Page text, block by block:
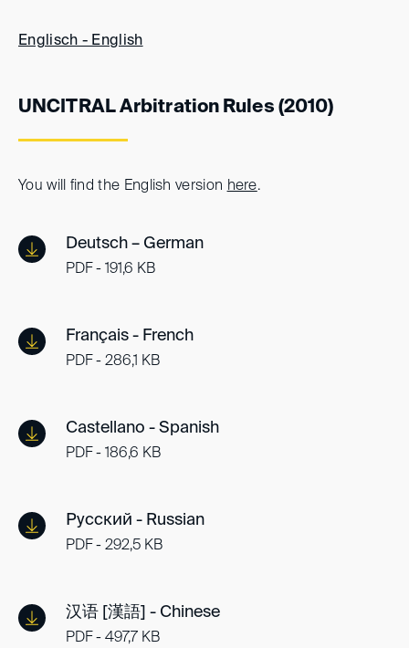
Englisch - English
UNCITRAL Arbitration Rules (2010)
You will find the English version here.
Deutsch – German
PDF - 191,6 KB
Français - French
PDF - 286,1 KB
Castellano - Spanish
PDF - 186,6 KB
Русский - Russian
PDF - 292,5 KB
汉语 [漢語] - Chinese
PDF - 497,7 KB